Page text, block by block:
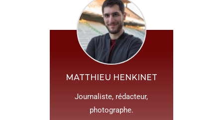
MATTHIEU HENKINET
Journaliste, rédacteur,
photographe.